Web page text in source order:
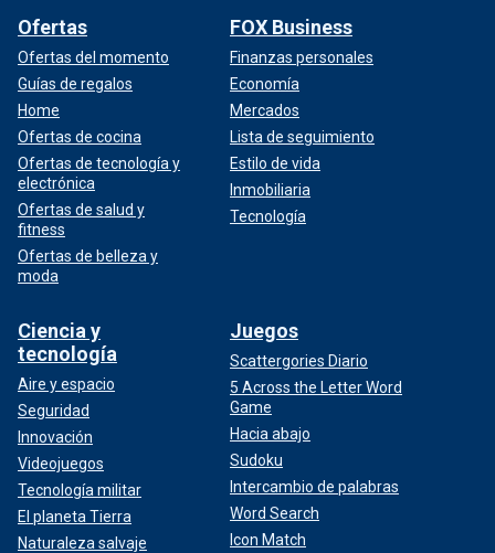
Ofertas
Ofertas del momento
Guías de regalos
Home
Ofertas de cocina
Ofertas de tecnología y
electrónica
Ofertas de salud y
fitness
Ofertas de belleza y
moda
FOX Business
Finanzas personales
Economía
Mercados
Lista de seguimiento
Estilo de vida
Inmobiliaria
Tecnología
Ciencia y
tecnología
Aire y espacio
Seguridad
Innovación
Videojuegos
Tecnología militar
El planeta Tierra
Naturaleza salvaje
Juegos
Scattergories Diario
5 Across the Letter Word
Game
Hacia abajo
Sudoku
Intercambio de palabras
Word Search
Icon Match